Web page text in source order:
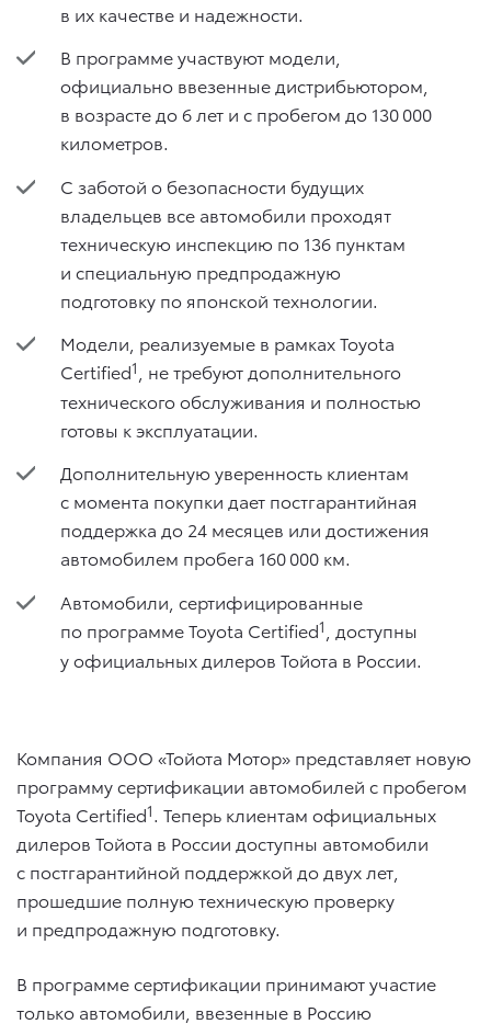
в их качестве и надежности.
В программе участвуют модели,
официально ввезенные дистрибьютором,
в возрасте до 6 лет и с пробегом до 130 000
километров.
С заботой о безопасности будущих
владельцев все автомобили проходят
техническую инспекцию по 136 пунктам
и специальную предпродажную
подготовку по японской технологии.
Модели, реализуемые в рамках Toyota
Certified1
, не требуют дополнительного
технического обслуживания и полностью
готовы к эксплуатации.
Дополнительную уверенность клиентам
с момента покупки дает постгарантийная
поддержка до 24 месяцев или достижения
автомобилем пробега 160 000 км.
Автомобили, сертифицированные
по программе Toyota Certified1
, доступны
у официальных дилеров Тойота в России.
Компания ООО «Тойота Мотор» представляет новую
программу сертификации автомобилей с пробегом
Toyota Certified1. Теперь клиентам официальных
дилеров Тойота в России доступны автомобили
с постгарантийной поддержкой до двух лет,
прошедшие полную техническую проверку
и предпродажную подготовку.
В программе сертификации принимают участие
только автомобили, ввезенные в Россию